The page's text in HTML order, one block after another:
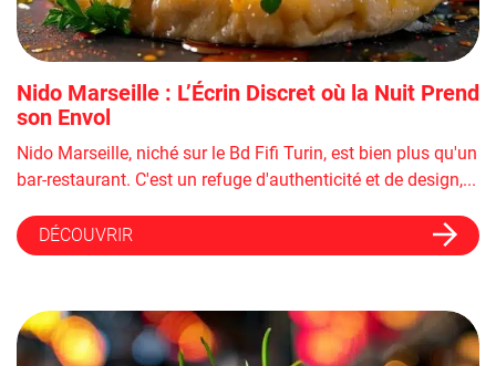
Nido Marseille : L’Écrin Discret où la Nuit Prend
son Envol
Nido Marseille, niché sur le Bd Fifi Turin, est bien plus qu'un
bar-restaurant. C'est un refuge d'authenticité et de design,...
DÉCOUVRIR